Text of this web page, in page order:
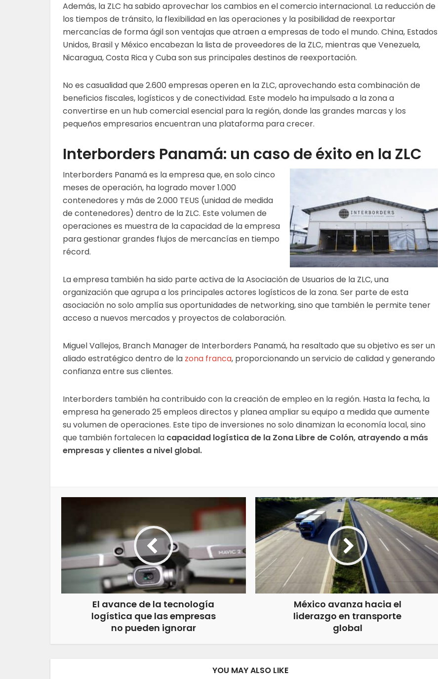
Además, la ZLC ha sabido aprovechar los cambios en el comercio internacional. La reducción de
los tiempos de tránsito, la flexibilidad en las operaciones y la posibilidad de reexportar
mercancías de forma ágil son ventajas que atraen a empresas de todo el mundo. China, Estados
Unidos, Brasil y México encabezan la lista de proveedores de la ZLC, mientras que Venezuela,
Nicaragua, Costa Rica y Cuba son sus principales destinos de reexportación.
No es casualidad que 2.600 empresas operen en la ZLC, aprovechando esta combinación de
beneficios fiscales, logísticos y de conectividad. Este modelo ha impulsado a la zona a
convertirse en un hub comercial esencial para la región, donde las grandes marcas y los
pequeños empresarios encuentran una plataforma para crecer.
Interborders Panamá: un caso de éxito en la ZLC
Interborders Panamá es la empresa que, en solo cinco
meses de operación, ha logrado mover 1.000
contenedores y más de 2.000 TEUS (unidad de medida
de contenedores) dentro de la ZLC. Este volumen de
operaciones es muestra de la capacidad de la empresa
para gestionar grandes flujos de mercancías en tiempo
récord.
La empresa también ha sido parte activa de la Asociación de Usuarios de la ZLC, una
organización que agrupa a los principales actores logísticos de la zona. Ser parte de esta
asociación no solo amplía sus oportunidades de networking, sino que también le permite tener
acceso a nuevos mercados y proyectos de colaboración.
Miguel Vallejos, Branch Manager de Interborders Panamá, ha resaltado que su objetivo es ser un
aliado estratégico dentro de la zona franca, proporcionando un servicio de calidad y generando
confianza entre sus clientes.
Interborders también ha contribuido con la creación de empleo en la región. Hasta la fecha, la
empresa ha generado 25 empleos directos y planea ampliar su equipo a medida que aumente
su volumen de operaciones. Este tipo de inversiones no solo dinamizan la economía local, sino
que también fortalecen la capacidad logística de la Zona Libre de Colón, atrayendo a más
empresas y clientes a nivel global.
El avance de la tecnología
logística que las empresas
no pueden ignorar
México avanza hacia el
liderazgo en transporte
global
YOU MAY ALSO LIKE